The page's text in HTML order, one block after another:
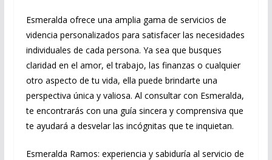
Esmeralda ofrece una amplia gama de servicios de
videncia personalizados para satisfacer las necesidades
individuales de cada persona. Ya sea que busques
claridad en el amor, el trabajo, las finanzas o cualquier
otro aspecto de tu vida, ella puede brindarte una
perspectiva única y valiosa. Al consultar con Esmeralda,
te encontrarás con una guía sincera y comprensiva que
te ayudará a desvelar las incógnitas que te inquietan.
Esmeralda Ramos: experiencia y sabiduría al servicio de